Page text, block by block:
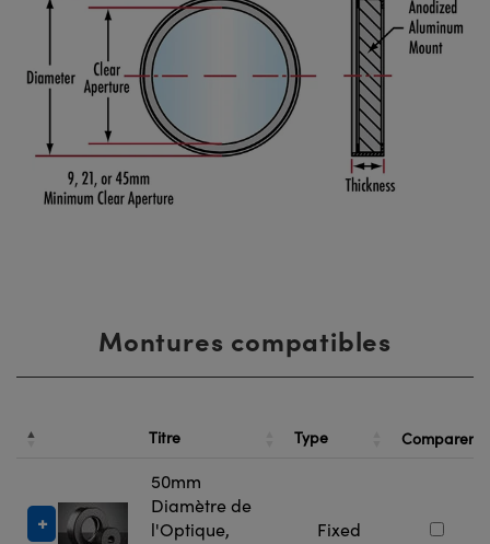
Montures compatibles
Titre Type Comparer
50mm
Diamètre de
l'Optique,
Fixed